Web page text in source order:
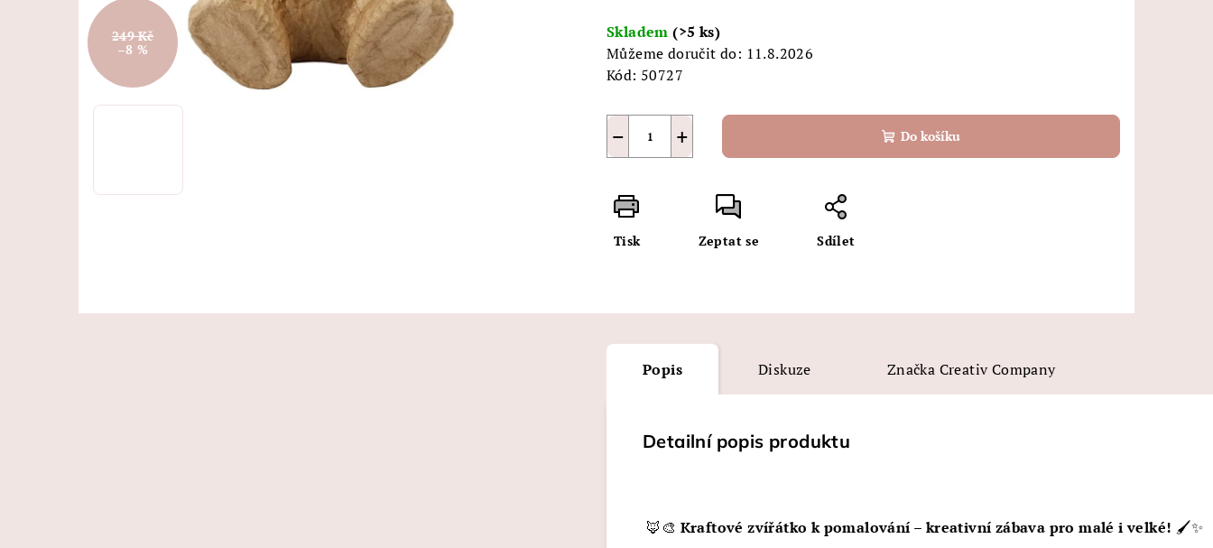
cena:
Skladem(>5 ks)
Můžeme doručit do: 11.8.2026
Kód: 50727
+
− Do košíku
Tisk Zeptat se Sdílet
249 Kč
–8 %
Popis Diskuze Značka Creativ Company
Detailní popis produktu
🦊🎨 Kraftové zvířátko k pomalování – kreativní zábava pro malé i velké! 🖌️✨